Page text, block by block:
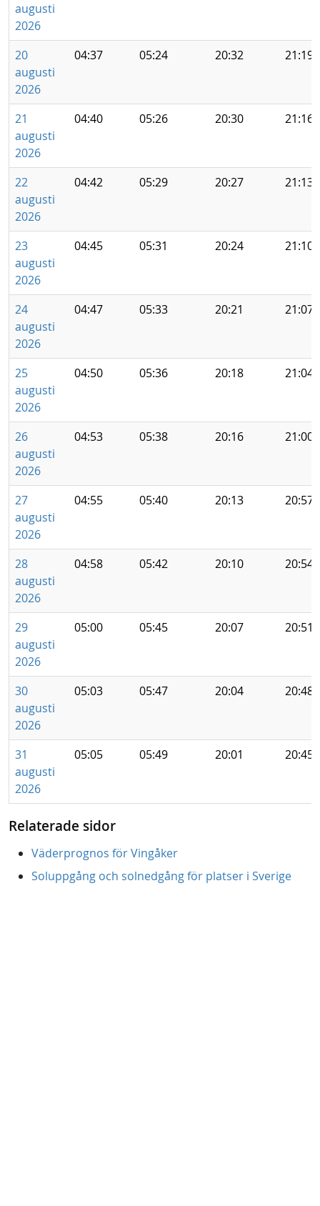
augusti
2026
20
augusti
2026
04:37 05:24 20:32 21:19
21
augusti
2026
04:40 05:26 20:30 21:16
22
augusti
2026
04:42 05:29 20:27 21:13
23
augusti
2026
04:45 05:31 20:24 21:10
24
augusti
2026
04:47 05:33 20:21 21:07
25
augusti
2026
04:50 05:36 20:18 21:04
26
augusti
2026
04:53 05:38 20:16 21:00
27
augusti
2026
04:55 05:40 20:13 20:57
28
augusti
2026
04:58 05:42 20:10 20:54
29
augusti
2026
05:00 05:45 20:07 20:51
30
augusti
2026
05:03 05:47 20:04 20:48
31
augusti
2026
05:05 05:49 20:01 20:45
Relaterade sidor
Väderprognos för Vingåker
Soluppgång och solnedgång för platser i Sverige